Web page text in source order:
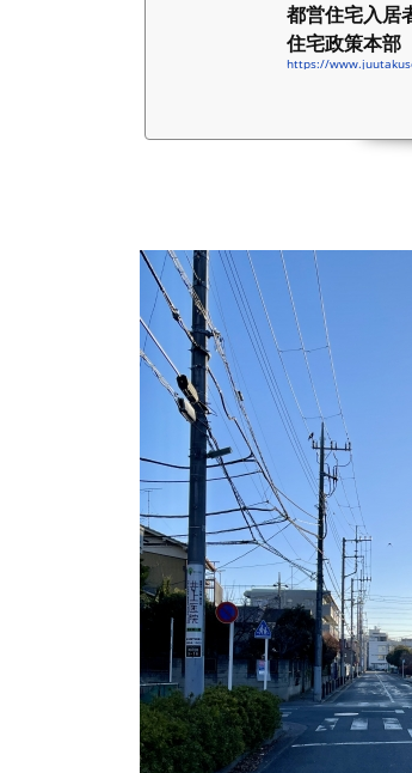
都営住宅入居
住宅政策本部
https://